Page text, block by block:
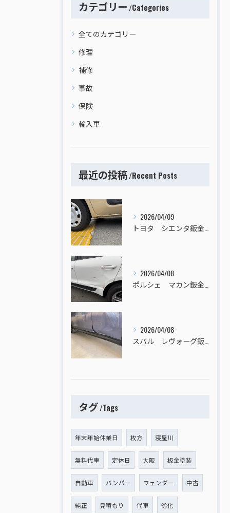
カテゴリー Categories
全てのカテゴリー
修理
補修
事故
保険
輸入車
最近の投稿 Recent Posts
2026/04/09
2026/04/08
2026/04/08
タグ Tags
年末年始休業日 枚方 寝屋川
無料代車 定休日 大阪 板金塗装
自動車 バンパー フェンダー 中古
純正 見積もり 代車 劣化